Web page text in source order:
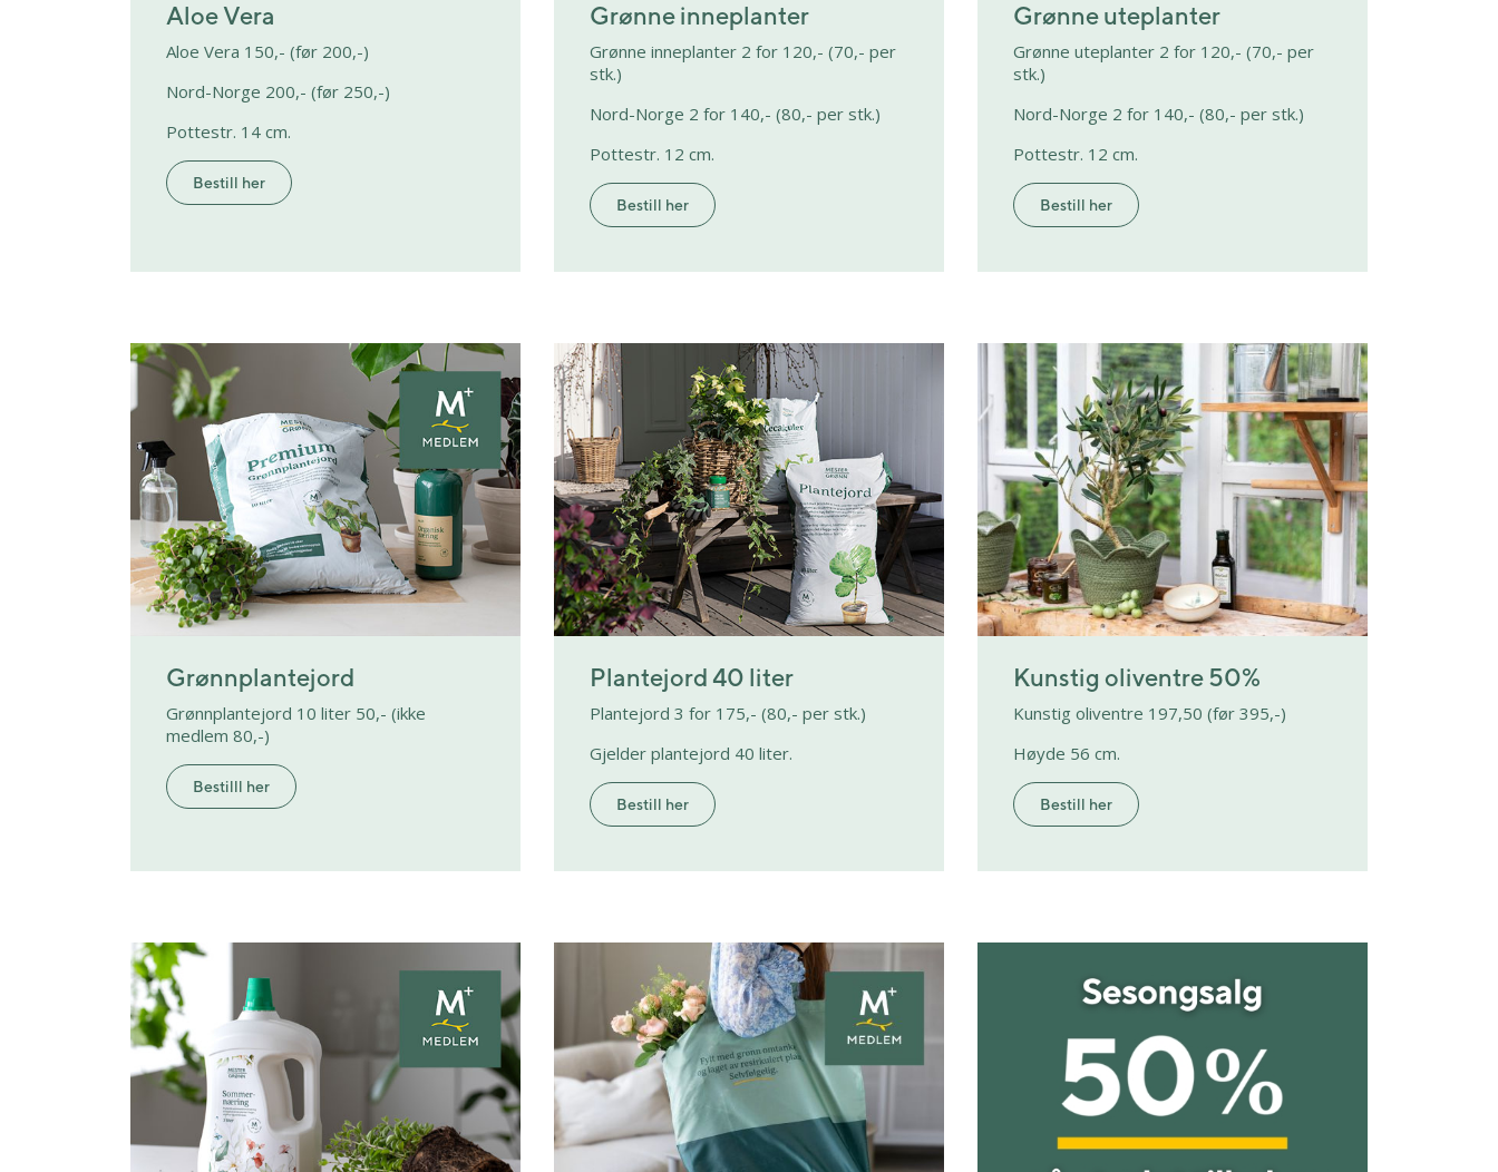
Aloe Vera
Aloe Vera 150,- (før 200,-)
Nord-Norge 200,- (før 250,-)
Pottestr. 14 cm.
Bestill her
Grønne inneplanter
Grønne inneplanter 2 for 120,- (70,- per
stk.)
Nord-Norge 2 for 140,- (80,- per stk.)
Pottestr. 12 cm.
Bestill her
Grønne uteplanter
Grønne uteplanter 2 for 120,- (70,- per
stk.)
Nord-Norge 2 for 140,- (80,- per stk.)
Pottestr. 12 cm.
Bestill her
Grønnplantejord
Grønnplantejord 10 liter 50,- (ikke
medlem 80,-)
Bestilll her
Plantejord 40 liter
Plantejord 3 for 175,- (80,- per stk.)
Gjelder plantejord 40 liter.
Bestill her
Kunstig oliventre 50%
Kunstig oliventre 197,50 (før 395,-)
Høyde 56 cm.
Bestill her